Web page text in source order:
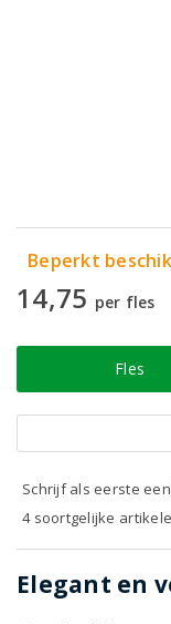
Beperkt
14,75 per fles
Fles
Schrijf als eerste
4 soortgelijke
Elegant en